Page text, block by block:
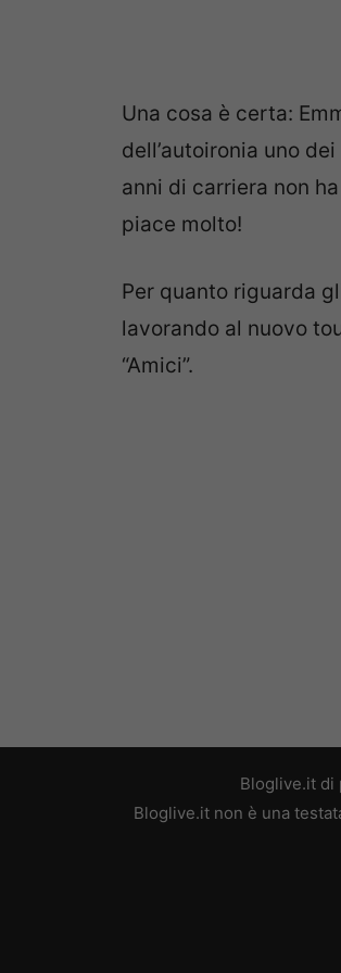
Una cosa è certa:
dell’autoironia uno
anni di carriera non
piace molto!
Per quanto riguarda
lavorando al nuovo
“Amici”.
Bloglive.it di
Bloglive.it non è una